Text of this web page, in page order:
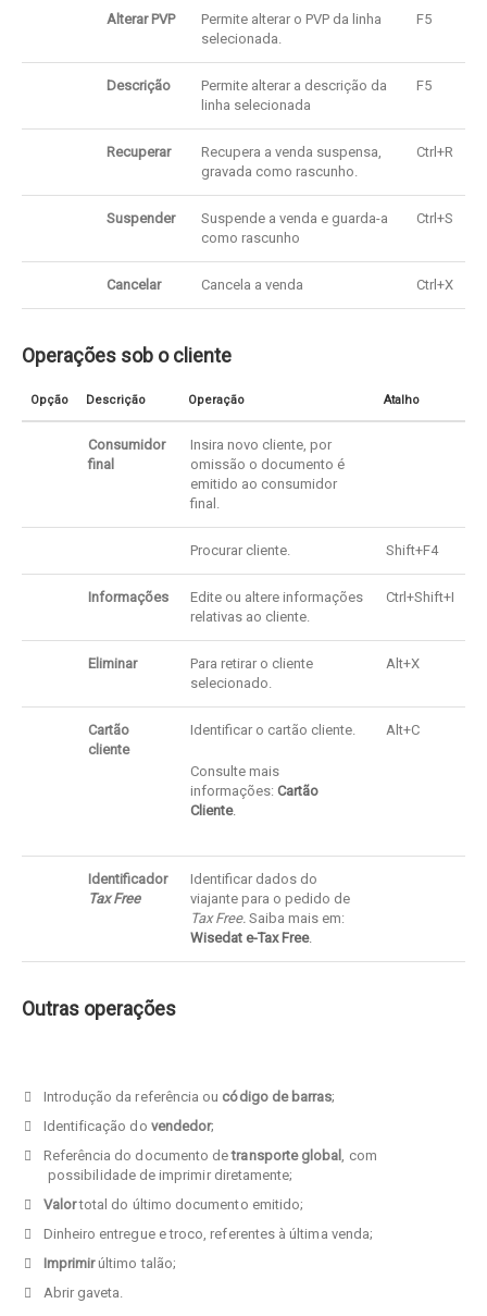
Alterar PVP
Permite alterar o PVP da linha
selecionada.
F5
Descrição
Permite alterar a descrição da
linha selecionada
F5
Recuperar
Recupera a venda suspensa,
gravada como rascunho.
Ctrl+R
Suspender
Suspende a venda e guarda-a
como rascunho
Ctrl+S
Cancelar Cancela a venda Ctrl+X
Operações sob o cliente
Opção Descrição Operação Atalho
Consumidor
final
Insira novo cliente, por
omissão o documento é
emitido ao consumidor
final.
Procurar cliente. Shift+F4
Informações
Edite ou altere informações
relativas ao cliente.
Ctrl+Shift+I
Eliminar
Para retirar o cliente
selecionado.
Alt+X
Cartão
cliente
Identificar o cartão cliente.
Consulte mais
informações: Cartão
Cliente.
Alt+C
Identificador
Tax Free
Identificar dados do
viajante para o pedido de
Tax Free. Saiba mais em:
Wisedat e-Tax Free.
Outras operações
Introdução da referência ou código de barras;
Identificação do vendedor;
Referência do documento detransporte global, com
possibilidade de imprimir diretamente;
Valortotal do último documento emitido;
Dinheiro entregue e troco, referentes à última venda;
Imprimirúltimo talão;
Abrir gaveta.